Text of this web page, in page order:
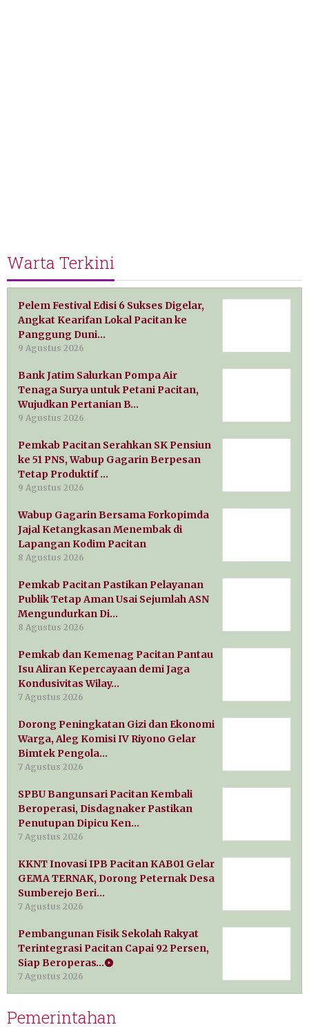
Warta Terkini
Pelem Festival Edisi 6 Sukses Digelar,
Angkat Kearifan Lokal Pacitan ke
Panggung Duni…
9 Agustus 2026
Bank Jatim Salurkan Pompa Air
Tenaga Surya untuk Petani Pacitan,
Wujudkan Pertanian B…
9 Agustus 2026
Pemkab Pacitan Serahkan SK Pensiun
ke 51 PNS, Wabup Gagarin Berpesan
Tetap Produktif …
9 Agustus 2026
Wabup Gagarin Bersama Forkopimda
Jajal Ketangkasan Menembak di
Lapangan Kodim Pacitan
8 Agustus 2026
Pemkab Pacitan Pastikan Pelayanan
Publik Tetap Aman Usai Sejumlah ASN
Mengundurkan Di…
8 Agustus 2026
Pemkab dan Kemenag Pacitan Pantau
Isu Aliran Kepercayaan demi Jaga
Kondusivitas Wilay…
7 Agustus 2026
Dorong Peningkatan Gizi dan Ekonomi
Warga, Aleg Komisi IV Riyono Gelar
Bimtek Pengola…
7 Agustus 2026
SPBU Bangunsari Pacitan Kembali
Beroperasi, Disdagnaker Pastikan
Penutupan Dipicu Ken…
7 Agustus 2026
KKNT Inovasi IPB Pacitan KAB01 Gelar
GEMA TERNAK, Dorong Peternak Desa
Sumberejo Beri…
7 Agustus 2026
Pembangunan Fisik Sekolah Rakyat
Terintegrasi Pacitan Capai 92 Persen,
Siap Beroperas…
7 Agustus 2026
Pemerintahan